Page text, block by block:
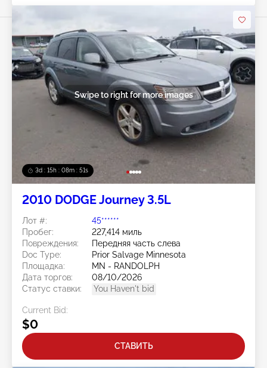
3d : 15h : 08m : 48s
Swipe to right for more images
2010 DODGE Journey 3.5L
Лот #:
45******
Пробег:
227,414 миль
Повреждения:
Передняя часть слева
Doc Type:
Prior Salvage Minnesota
Площадка:
MN - RANDOLPH
Дата торгов:
08/10/2026
Статус ставки:
You Haven't bid
Current Bid:
$0
СТАВИТЬ